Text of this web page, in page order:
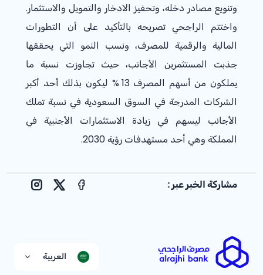
وتنويع مصادر دخله، وتحفيز الادخار والتمويل والاستثمار.
واختتم الراجحي تصريحه بالتأكيد على أن التطورات
المالية والرقمية للمصرف، ونسب النمو التي يحققها
جذبت المستثمرين الأجانب، حيث تجاوزت نسبة ما
يملكون من أسهم المصرف% 13 ليكون بذلك أحد أكبر
الشركات المدرجة في السوق السعودية في نسبة تملك
الأجانب ليسهم في زيادة الاستثمارات الأجنبية في
المملكة وهي أحد مستهدفات رؤية 2030.
مشاركة الخبر عبر : Facebook
X
العربية